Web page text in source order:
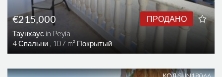
ПРОДАНО
€215,000
Таунхаус in Peyia
4 Спальни , 107 m² Покрытый